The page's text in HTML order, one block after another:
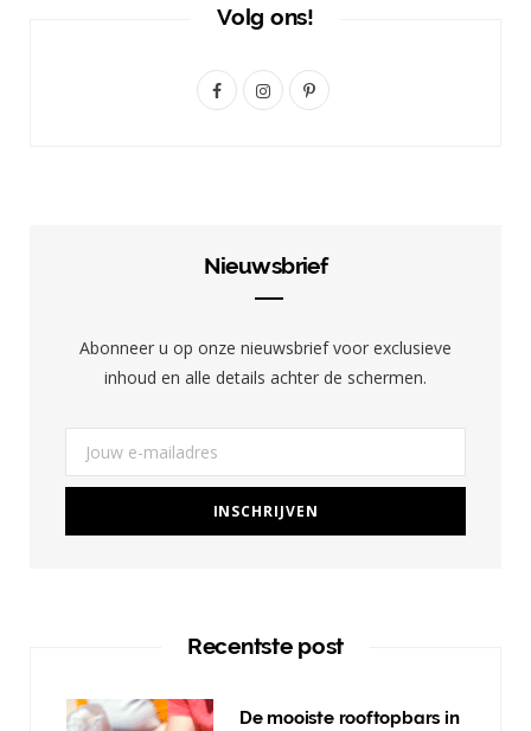
Volg ons!
F
k
I
a
P
s
Nieuwsbrief
Abonneer u op onze nieuwsbrief voor exclusieve
inhoud en alle details achter de schermen.
Recentste post
De mooiste rooftopbars in